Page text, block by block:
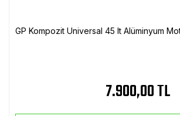
GP Kompozit Universal 45 lt Alüminyum
7.900,00 TL